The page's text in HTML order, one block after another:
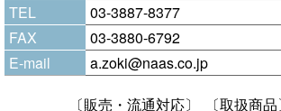
TEL
03-3887-8377
FAX
03-3880-6792
E-mail
a.zoki@naas.co.jp
〔販売・流通対応〕
〔取扱商品